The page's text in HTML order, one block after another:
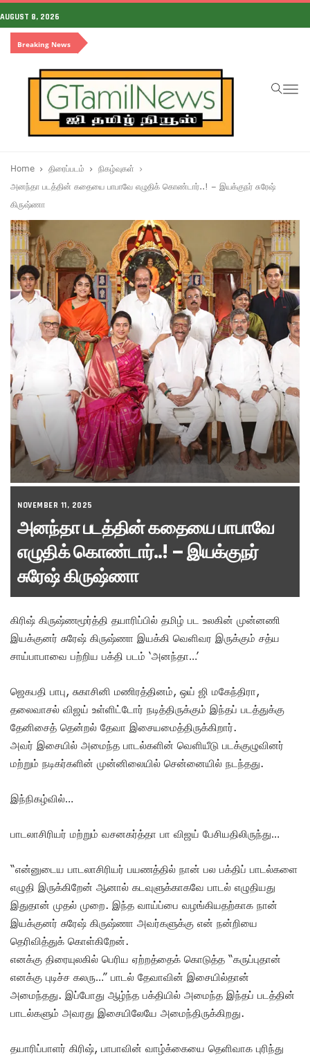
AUGUST 8, 2026
Breaking News
Home திரைப்படம்
நிகழ்வுகள்
அனந்தா படத்தின் கதையை பாபாவே எழுதிக் கொண்டார்..! – இயக்குநர் சுரேஷ்
கிருஷ்ணா
NOVEMBER 11, 2025
அனந்தா படத்தின் கதையை பாபாவே
எழுதிக் கொண்டார்..! – இயக்குநர்
சுரேஷ் கிருஷ்ணா
கிரிஷ் கிருஷ்ணமூர்த்தி தயாரிப்பில் தமிழ் பட உலகின் முன்னணி
இயக்குனர் சுரேஷ் கிருஷ்ணா இயக்கி வெளிவர இருக்கும் சத்ய
சாய்பாபாவை பற்றிய பக்தி படம் ‘அனந்தா…’
ஜெகபதி பாபு, சுகாசினி மணிரத்தினம், ஒய் ஜி மகேந்திரா,
தலைவாசல் விஜய் உள்ளிட்டோர் நடித்திருக்கும் இந்தப் படத்துக்கு
தேனிசைத் தென்றல் தேவா இசையமைத்திருக்கிறார்.
அவர் இசையில் அமைந்த பாடல்களின் வெளியீடு படக்குழுவினர்
மற்றும் நடிகர்களின் முன்னிலையில் சென்னையில் நடந்தது.
இந்நிகழ்வில்…
பாடலாசிரியர் மற்றும் வசனகர்த்தா பா விஜய் பேசியதிலிருந்து…
“என்னுடைய பாடலாசிரியர் பயணத்தில் நான் பல பக்திப் பாடல்களை
எழுதி இருக்கிறேன் ஆனால் கடவுளுக்காகவே பாடல் எழுதியது
இதுதான் முதல் முறை. இந்த வாய்ப்பை வழங்கியதற்காக நான்
இயக்குனர் சுரேஷ் கிருஷ்ணா அவர்களுக்கு என் நன்றியை
தெரிவித்துக் கொள்கிறேன்.
எனக்கு திரையுலகில் பெரிய ஏற்றத்தைக் கொடுத்த “கருப்புதான்
எனக்கு புடிச்ச கலரு…” பாடல் தேவாவின் இசையில்தான்
அமைந்தது. இப்போது ஆழ்ந்த பக்தியில் அமைந்த இந்தப் படத்தின்
பாடல்களும் அவரது இசையிலேயே அமைந்திருக்கிறது.
தயாரிப்பாளர் கிரிஷ், பாபாவின் வாழ்க்கையை தெளிவாக புரிந்து